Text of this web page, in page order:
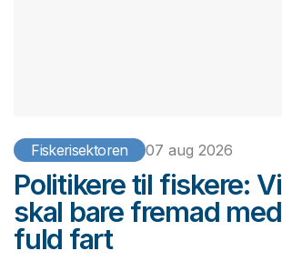
Fiskerisektoren 07 aug 2026
Politikere til fiskere: Vi
skal bare fremad med
fuld fart